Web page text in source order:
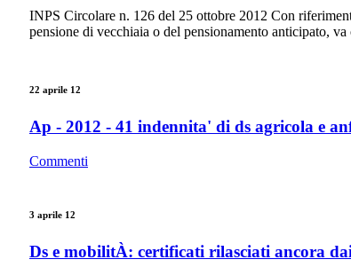
INPS Circolare n. 126 del 25 ottobre 2012 Con
pensione di vecchiaia o del pensionamento anticipato,
22 aprile 12
Ap - 2012 - 41 indennita' di ds agricola e
Commenti
3 aprile 12
Ds e mobilitÀ: certificati rilasciati ancora